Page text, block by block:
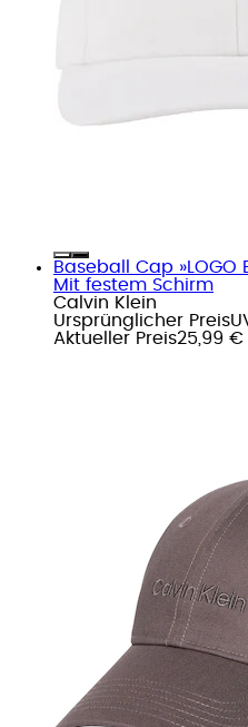
Baseball Cap »LOGO
Mit festem Schirm
Calvin Klein
Ursprünglicher Preis
Aktueller Preis25,99 €